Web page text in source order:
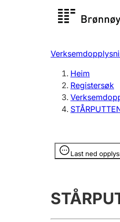
Registersøk
Registrere,
Heim
Registersøk
Last ned
Opplysninger er